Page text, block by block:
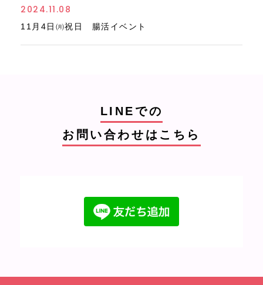
2024.11.08
11月4日㈪祝日 腸活イベント
LINEでの
お問い合わせはこちら